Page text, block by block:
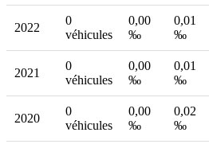
2022
0
véhicules
0,00
‰
0,01
‰
2021
0
véhicules
0,00
‰
0,01
‰
2020
0
véhicules
0,00
‰
0,02
‰